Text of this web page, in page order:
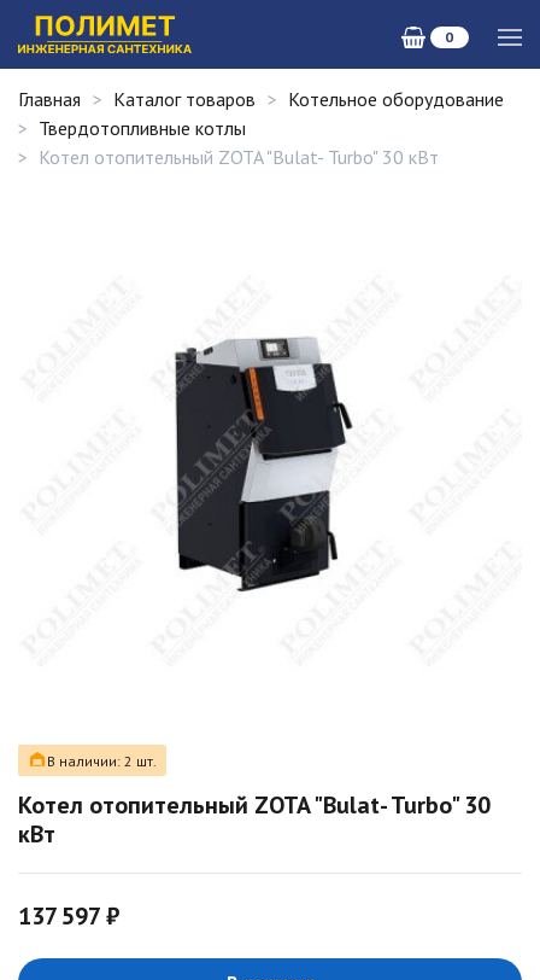
0
Главная Каталог товаров
Котельное оборудование
Твердотопливные котлы
Котел отопительный ZOTA "Bulat- Turbo" 30 кВт
В наличии: 2 шт.
Котел отопительный ZOTA "Bulat- Turbo" 30
кВт
137 597 ₽